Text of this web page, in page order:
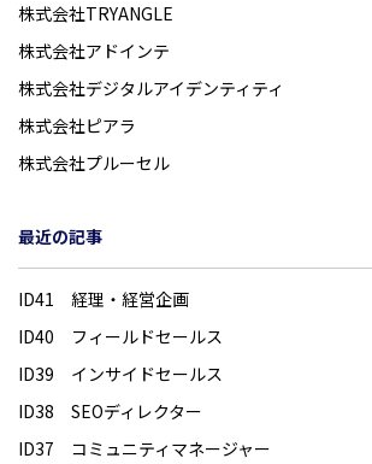
株式会社TRYANGLE
株式会社アドインテ
株式会社デジタルアイデンティティ
株式会社ピアラ
株式会社プルーセル
最近の記事
ID41 経理・経営企画
ID40 フィールドセールス
ID39 インサイドセールス
ID38 SEOディレクター
ID37 コミュニティマネージャー